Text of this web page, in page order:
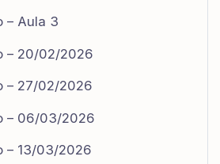
– Aula 3
– 20/02/2026
– 27/02/2026
– 06/03/2026
– 13/03/2026